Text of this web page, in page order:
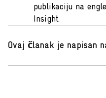
publikaciju na
Insight.
Ovaj članak je napisan